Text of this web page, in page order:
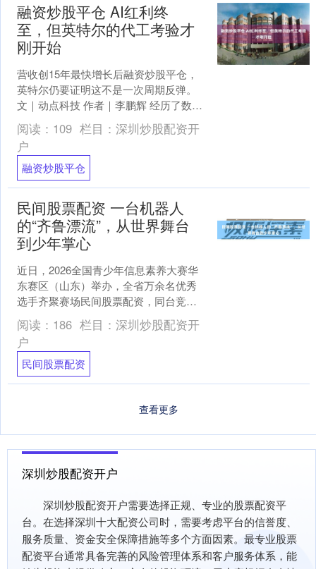
融资炒股平仓 AI红利终
至，但英特尔的代工考验才
刚开始
营收创15年最快增长后融资炒股平仓，
英特尔仍要证明这不是一次周期反弹。
文｜动点科技 作者｜李鹏辉 经历了数年
的产品失误、制造延期和市场份额流失
后，英特尔终于交....
阅读： 109 栏目： 深圳炒股配资开
户
融资炒股平仓
民间股票配资 一台机器人
的“齐鲁漂流”，从世界舞台
到少年掌心
近日，2026全国青少年信息素养大赛华
东赛区（山东）举办，全省万余名优秀
选手齐聚赛场民间股票配资，同台竞
技。赛场上，小选手们屏息凝神，精准
操控机器人完成一道道挑....
阅读： 186 栏目： 深圳炒股配资开
户
民间股票配资
查看更多
深圳炒股配资开户
深圳炒股配资开户需要选择正规、专业的股票配资平
台。在选择深圳十大配资公司时，需要考虑平台的信誉度、
服务质量、资金安全保障措施等多个方面因素。最专业股票
配资平台通常具备完善的风险管理体系和客户服务体系，能